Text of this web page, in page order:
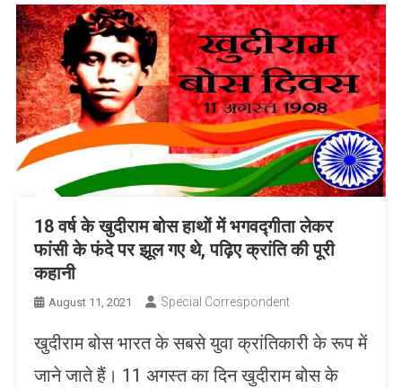
18 वर्ष के खुदीराम बोस हाथों में भगवद्गीता लेकर
फांसी के फंदे पर झूल गए थे, पढ़िए क्रांति की पूरी
कहानी
August 11, 2021 Special Correspondent
खुदीराम बोस भारत के सबसे युवा क्रांतिकारी के रूप में
जाने जाते हैं। 11 अगस्त का दिन खुदीराम बोस के